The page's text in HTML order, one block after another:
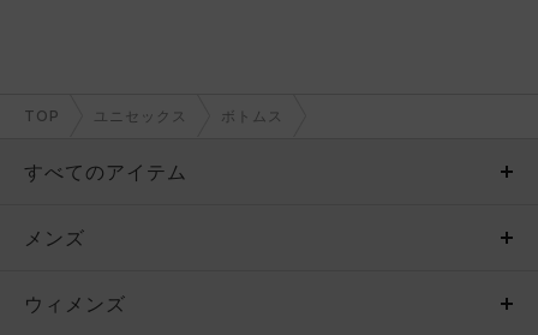
TOP ユニセックス ボトムス
すべてのアイテム
メンズ
ウィメンズ
メンズ
トップス
ウィメンズ